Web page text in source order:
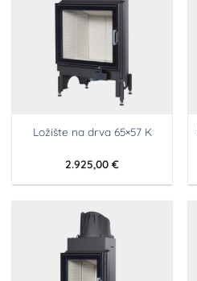
Ložište na drva 65×57 K
2.925,00 €